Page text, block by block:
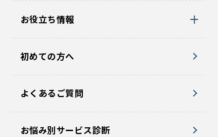
お役立ち情報
初めての方へ
よくあるご質問
お悩み別サービス診断